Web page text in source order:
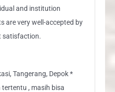
and institution
are very well-accepted by
satisfaction.
Tangerang, Depok *
, masih bisa